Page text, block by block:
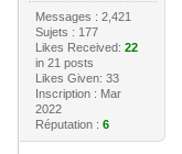
Messages : 2,421
Sujets : 177
Likes Received: 22
in 21 posts
Likes Given: 33
Inscription : Mar
2022
Réputation : 6